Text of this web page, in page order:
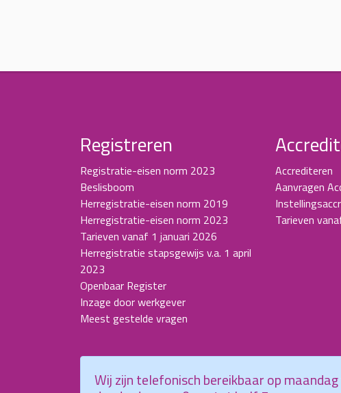
Registreren
Registratie-eisen norm 2023
Beslisboom
Herregistratie-eisen norm 2019
Herregistratie-eisen norm 2023
Tarieven vanaf 1 januari 2026
Herregistratie stapsgewijs v.a. 1 april
2023
Openbaar Register
Inzage door werkgever
Meest gestelde vragen
Accrediteren
Aanvragen
Tarieven
Wij zijn telefonisch bereikbaar op